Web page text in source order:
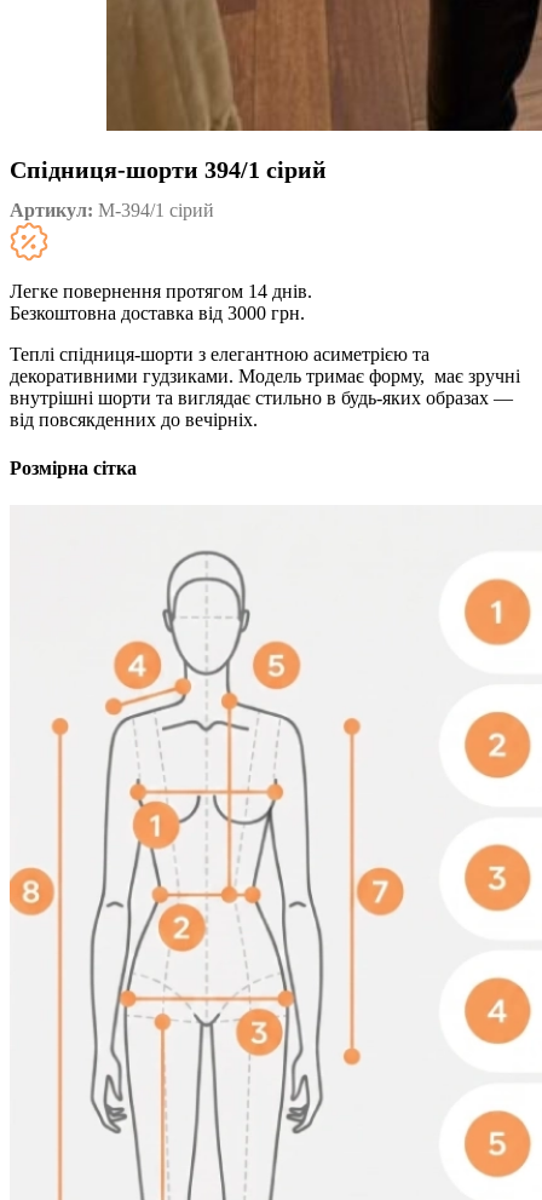
Спідниця-шорти 394/1 сірий
Артикул: M-394/1 сірий
Легке повернення протягом 14 днів.
Безкоштовна доставка від 3000 грн.
Теплі спідниця-шорти з елегантною асиметрією та
декоративними гудзиками. Модель тримає форму, має зручні
внутрішні шорти та виглядає стильно в будь-яких образах —
від повсякденних до вечірніх.
Розмірна сітка